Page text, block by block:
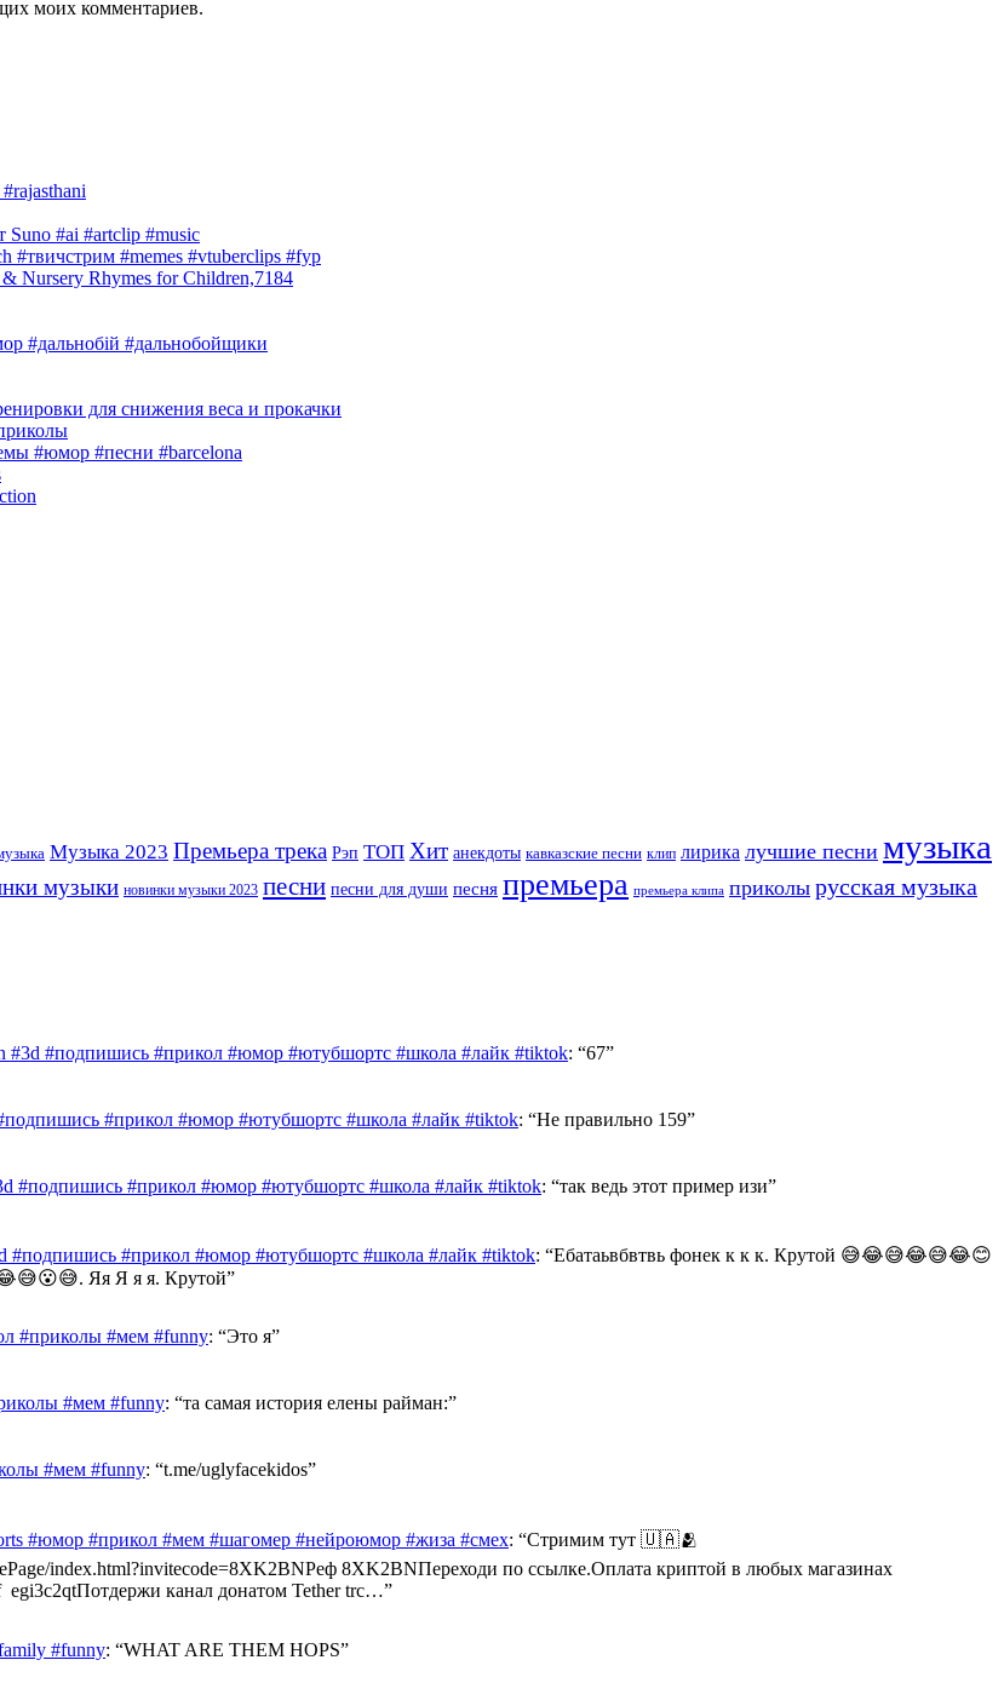
моих комментариев.
Suno #ai #artclip #music
#memes #vtuberclips #fyp
Rhymes for Children,7184
#дальнобій #дальнобойщики
для снижения веса и прокачки
#юмор #песни #barcelona
Музыка 2023 Премьера трека Рэп ТОП Хит анекдоты кавказские песни клип лирика лучшие песни музыка
музыки новинки музыки 2023 песни песни для души песня премьера премьера клипа приколы русская музыка
#3d #подпишись #прикол #юмор #ютубшортс #школа #лайк #tiktok: “67”
#подпишись #прикол #юмор #ютубшортс #школа #лайк #tiktok: “Не правильно 159”
#подпишись #прикол #юмор #ютубшортс #школа #лайк #tiktok: “так ведь этот пример изи”
#подпишись #прикол #юмор #ютубшортс #школа #лайк #tiktok: “Ебатаьвбвтвь фонек к к к. Крутой 😅😂😅😂😅😂😊
Яя Я я я. Крутой”
#приколы #мем #funny: “Это я”
#мем #funny: “та самая история елены райман:”
#мем #funny: “t.me/uglyfacekidos”
#юмор #прикол #мем #шагомер #нейроюмор #жиза #смех: “Стримим тут 🇺🇦🫂
index.html?invitecode=8XK2BNРеф 8XK2BNПереходи по ссылке.Оплата криптой в любых магазинах
канал донатом Tether trc…”
#funny: “WHAT ARE THEM HOPS”